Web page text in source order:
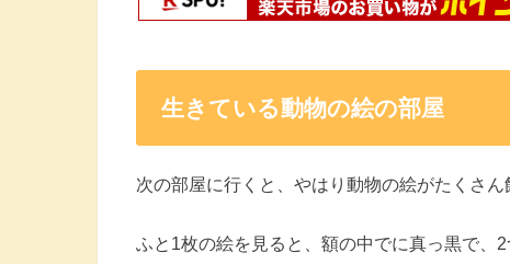
生きている動物の絵の部屋
次の部屋に行くと、やはり動物の絵がたくさん
ふと1枚の絵を見ると、額の中でに真っ黒で、2